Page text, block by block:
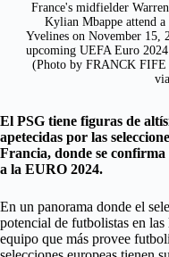
France's midfielder
Kylian Mbappe attend
Yvelines on November 15,
upcoming UEFA Euro
(Photo by FRANCK
El PSG tiene figuras de
apetecidas por las
Francia, donde se confirma
a la EURO 2024.
En un panorama donde el
potencial de futbolistas en
equipo que más provee